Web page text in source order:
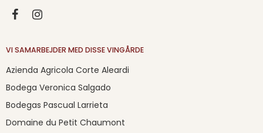
VI SAMARBEJDER MED DISSE VINGÅRDE
Azienda Agricola Corte Aleardi
Bodega Veronica Salgado
Bodegas Pascual Larrieta
Domaine du Petit Chaumont